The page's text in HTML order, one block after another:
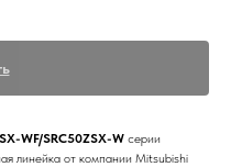
WF/SRC50ZSX-W серии
линейка от компании Mitsubishi